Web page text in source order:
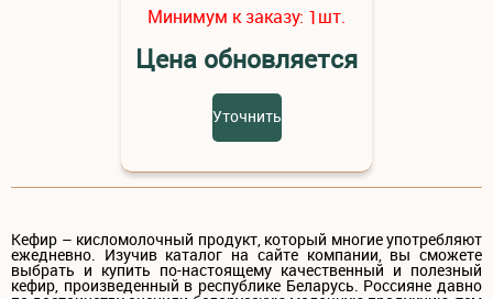
Минимум к заказу: 1шт.
Цена обновляется
Уточнить
Кефир – кисломолочный продукт, который многие употребляют
ежедневно. Изучив каталог на сайте компании, вы сможете
выбрать и купить по-настоящему качественный и полезный
кефир, произведенный в республике Беларусь. Россияне давно